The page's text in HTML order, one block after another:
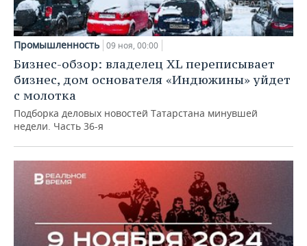
Промышленность 09 ноя, 00:00
Бизнес-обзор: владелец XL переписывает
бизнес, дом основателя «Индюжины» уйдет
с молотка
Подборка деловых новостей Татарстана минувшей
недели. Часть 36-я